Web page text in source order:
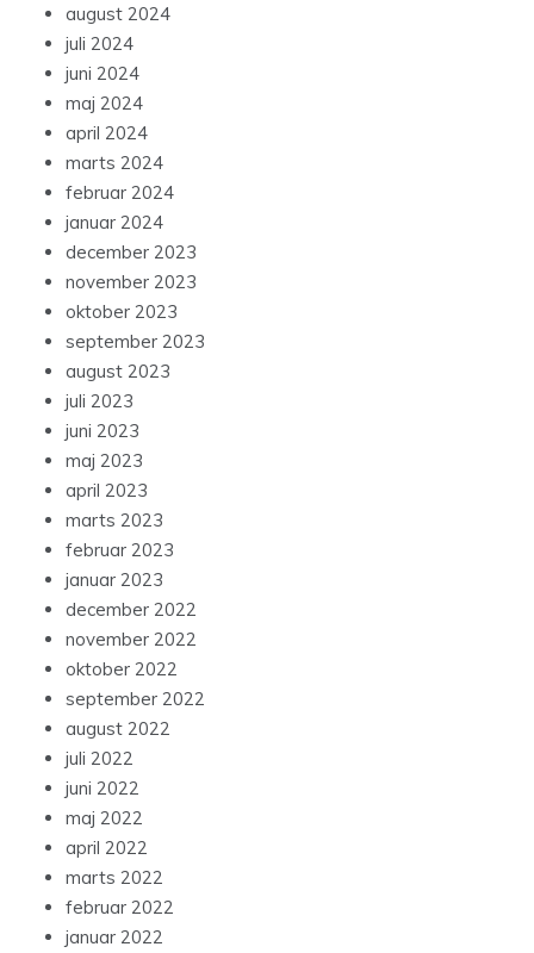
august 2024
juli 2024
juni 2024
maj 2024
april 2024
marts 2024
februar 2024
januar 2024
december 2023
november 2023
oktober 2023
september 2023
august 2023
juli 2023
juni 2023
maj 2023
april 2023
marts 2023
februar 2023
januar 2023
december 2022
november 2022
oktober 2022
september 2022
august 2022
juli 2022
juni 2022
maj 2022
april 2022
marts 2022
februar 2022
januar 2022